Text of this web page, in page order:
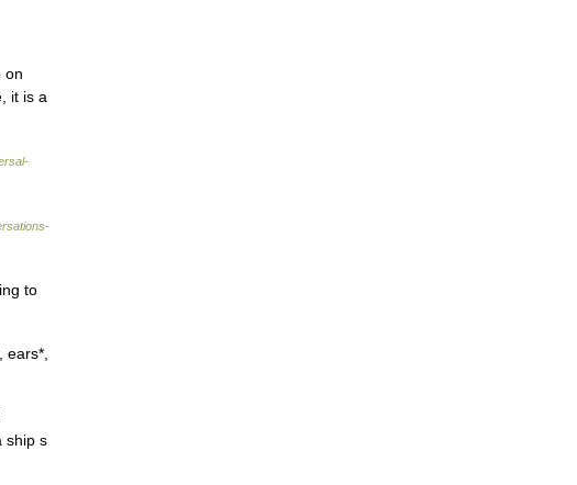
on
it is a
to
ship s